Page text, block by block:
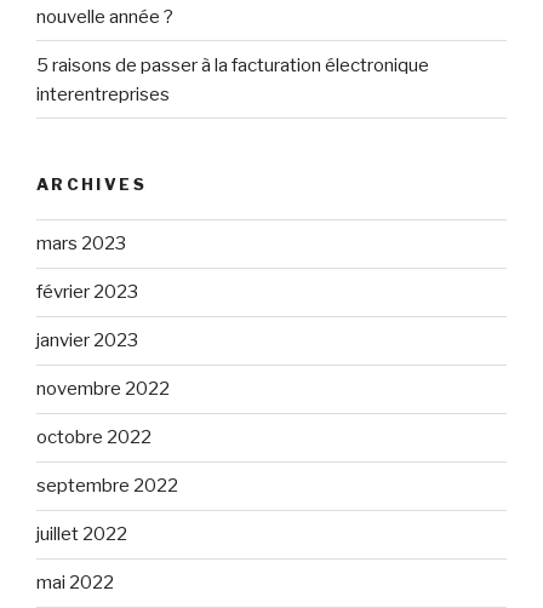
nouvelle année ?
5 raisons de passer à la facturation électronique
interentreprises
ARCHIVES
mars 2023
février 2023
janvier 2023
novembre 2022
octobre 2022
septembre 2022
juillet 2022
mai 2022